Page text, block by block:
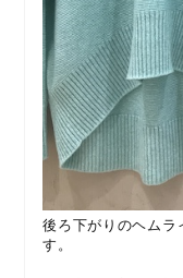
後ろ下がりのヘムラ
す。